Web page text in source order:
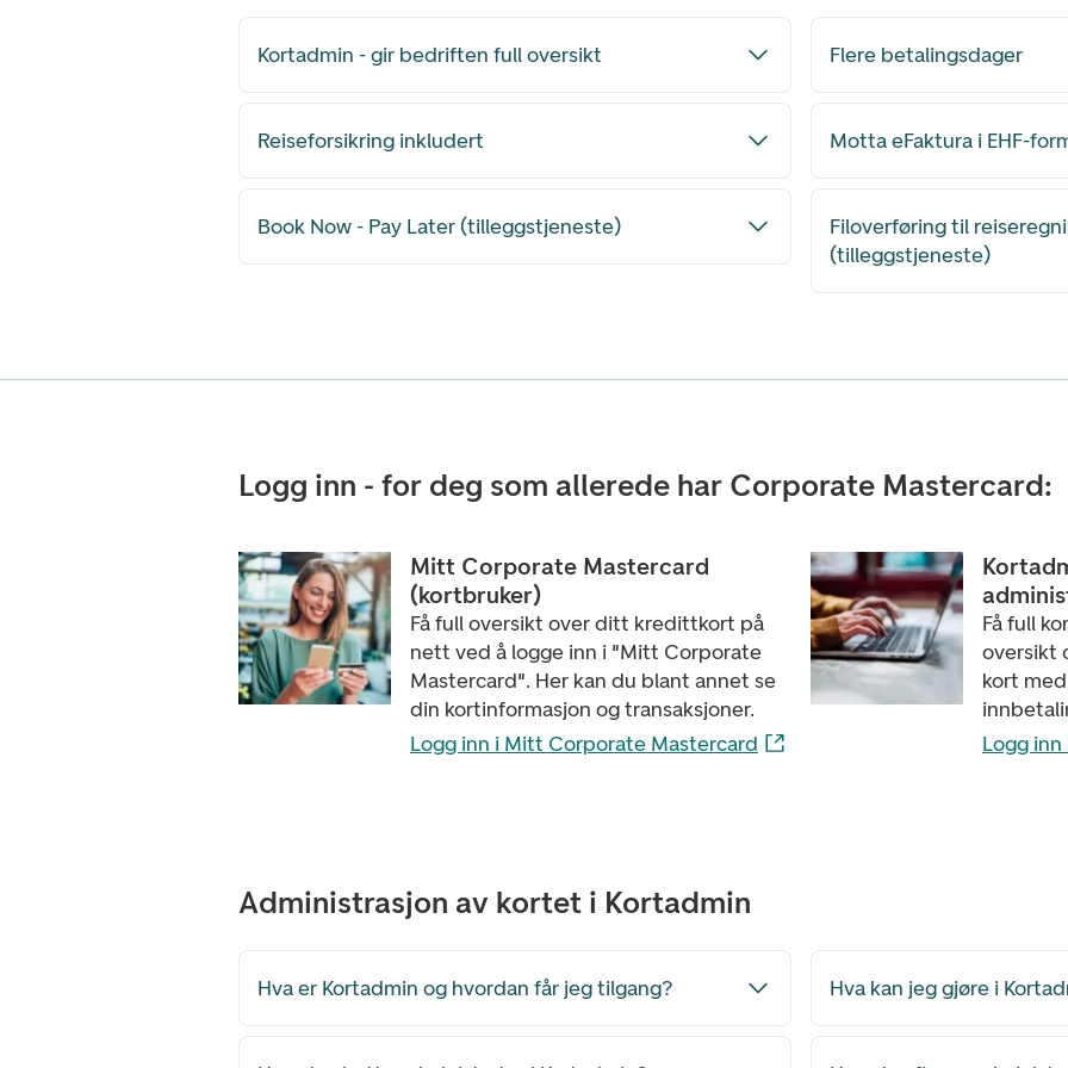
Kortadmin - gir bedriften full oversikt Flere betalingsdager
Reiseforsikring inkludert Motta eFaktura i EHF-
Book Now - Pay Later (tilleggstjeneste)
Filoverføring til
(tilleggstjeneste)
Logg inn - for deg som allerede har Corporate Mastercard:
Mitt Corporate Mastercard
(kortbruker)
Få full oversikt over ditt kredittkort på
nett ved å logge inn i "Mitt Corporate
Mastercard". Her kan du blant annet se
din kortinformasjon og transaksjoner.
Logg inn i Mitt Corporate Mastercard
Få full
oversikt
kort
Logg
Administrasjon av kortet i Kortadmin
Hva er Kortadmin og hvordan får jeg tilgang? Hva kan jeg gjøre i